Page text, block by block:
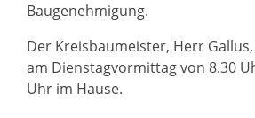
Baugenehmigung.
Der Kreisbaumeister, Herr
am Dienstagvormittag von 8.30
Uhr im Hause.